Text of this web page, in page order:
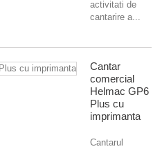
activitati de
cantarire a...
Cantar
comercial
Helmac GP6
Plus cu
imprimanta
Cantarul